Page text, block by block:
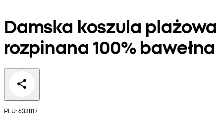
Damska koszula plażowa
rozpinana 100% bawełna
PLU: 633817